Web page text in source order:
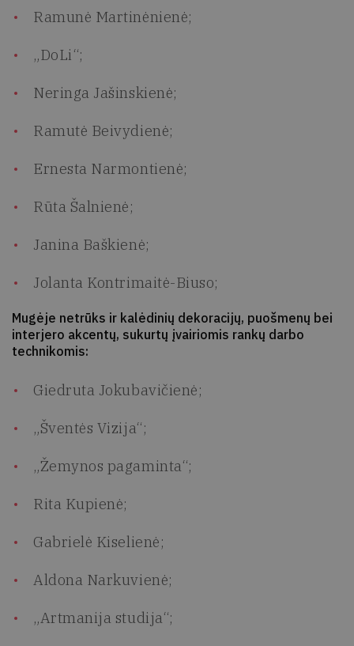
Ramunė Martinėnienė;
„DoLi“;
Neringa Jašinskienė;
Ramutė Beivydienė;
Ernesta Narmontienė;
Rūta Šalnienė;
Janina Baškienė;
Jolanta Kontrimaitė-Biuso;
Mugėje netrūks ir kalėdinių dekoracijų, puošmenų bei
interjero akcentų, sukurtų įvairiomis rankų darbo
technikomis:
Giedruta Jokubavičienė;
„Šventės Vizija“;
„Žemynos pagaminta“;
Rita Kupienė;
Gabrielė Kiselienė;
Aldona Narkuvienė;
„Artmanija studija“;